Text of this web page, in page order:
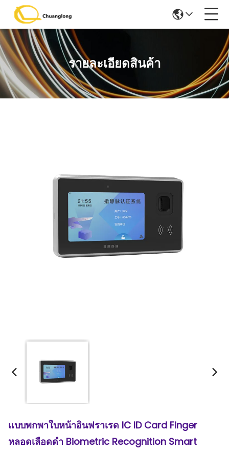
รายละเอียดสินค้า
แบบพกพาใบหน้าอินฟราเรด IC ID Card Finger
หลอดเลือดดำ Biometric Recognition Smart